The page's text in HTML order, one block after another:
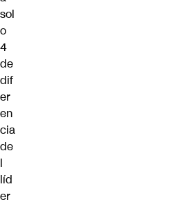
sol
o
4
de
dif
er
en
cia
de
l
líd
er